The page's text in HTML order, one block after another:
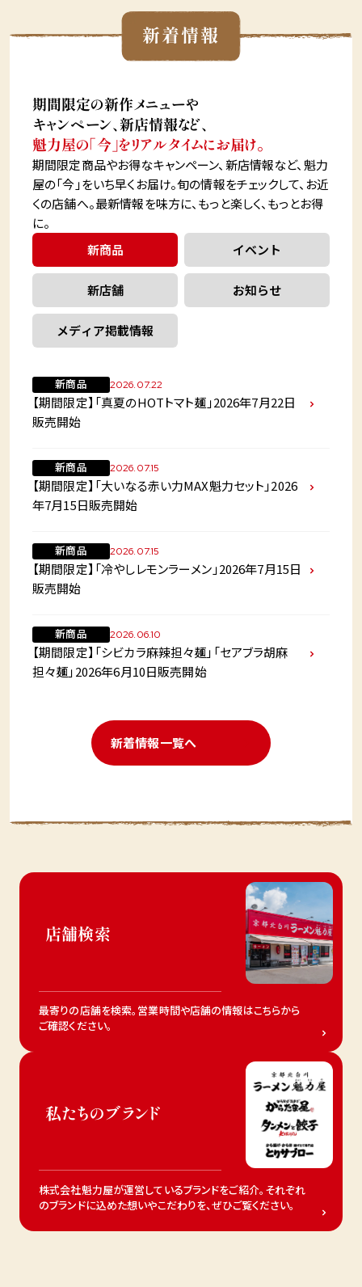
新着情報
期間限定の新作メニューや
キャンペーン、新店情報など、
魁力屋の「今」をリアルタイムにお届け。
期間限定商品やお得なキャンペーン、新店情報など、魁力
屋の「今」をいち早くお届け。旬の情報をチェックして、お近
くの店舗へ。最新情報を味方に、もっと楽しく、もっとお得
に。
新商品
イベント
新店舗 お知らせ
メディア掲載情報
新商品 2026.07.22
【期間限定】「真夏のHOTトマト麺」2026年7月22日
販売開始
新商品 2026.07.15
【期間限定】「大いなる赤い力MAX魁力セット」2026
年7月15日販売開始
新商品 2026.07.15
【期間限定】「冷やしレモンラーメン」2026年7月15日
販売開始
新商品 2026.06.10
【期間限定】「シビカラ麻辣担々麺」「セアブラ胡麻
担々麺」2026年6月10日販売開始
新着情報一覧へ
店舗検索
最寄りの店舗を検索。営業時間や店舗の情報はこちらから
ご確認ください。
私たちのブランド
株式会社魁力屋が運営しているブランドをご紹介。それぞれ
のブランドに込めた想いやこだわりを、ぜひご覧ください。